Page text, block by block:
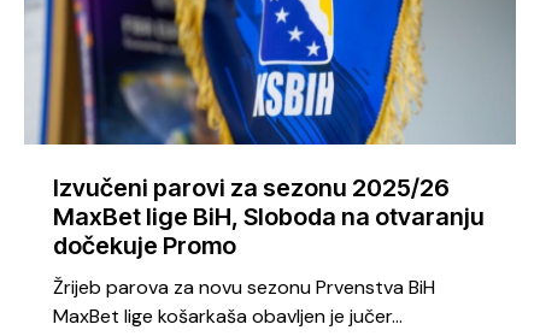
Izvučeni parovi za sezonu 2025/26
MaxBet lige BiH, Sloboda na otvaranju
dočekuje Promo
Žrijeb parova za novu sezonu Prvenstva BiH
MaxBet lige košarkaša obavljen je jučer…